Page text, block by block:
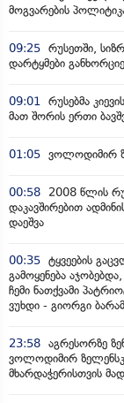
მოგვარების
09:25 რუსეთში,
დარტყმები
09:01
რუსებმა
მათ შორის ერთი
01:05 ვოლოდიმირ
00:58
2008 წლის
დაკავშირებით
დაეშვა
00:35 ტყვეების
გამოყენება
ჩემი ნათქვამი
ვუხდი - გიორგი
23:58 აგრესორზე
ვოლოდიმირ ზელენსკი
მხარდაჭერისთვის